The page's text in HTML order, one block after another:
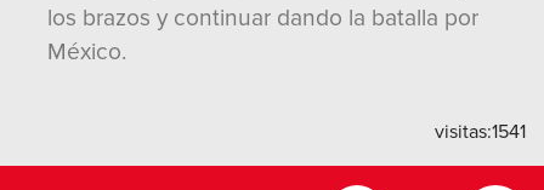
los brazos y continuar dando la batalla por
México.
visitas:1541